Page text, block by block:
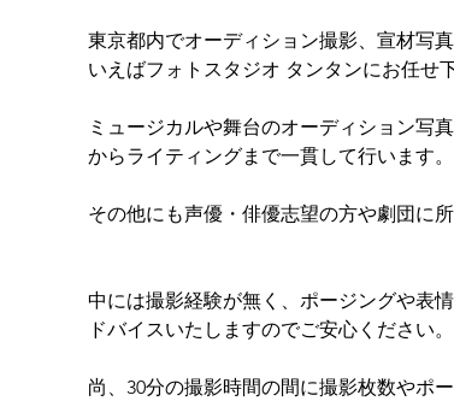
東京都内でオーディション撮影、宣材写
いえばフォトスタジオ タンタンにお任せ下
ミュージカルや舞台のオーディション写
からライティングまで一貫して行います。
その他にも声優・俳優志望の方や劇団に
中には撮影経験が無く、ポージングや表
ドバイスいたしますのでご安心ください。
尚、30分の撮影時間の間に撮影枚数やポ